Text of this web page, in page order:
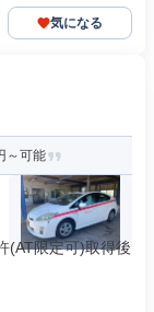
気になる
～可能
(AT限定可)取得後